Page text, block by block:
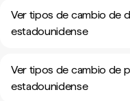
Ver tipos de cambio de
estadounidense
Ver tipos de cambio de
estadounidense